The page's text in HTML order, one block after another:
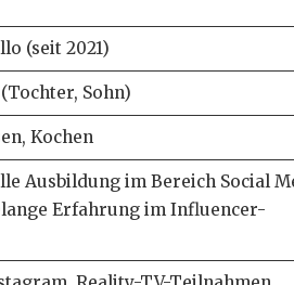
(seit 2021)
Sohn)
Kochen
Ausbildung im Bereich Social
Erfahrung im Influencer-